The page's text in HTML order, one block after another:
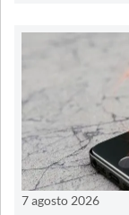
7 agosto 2026